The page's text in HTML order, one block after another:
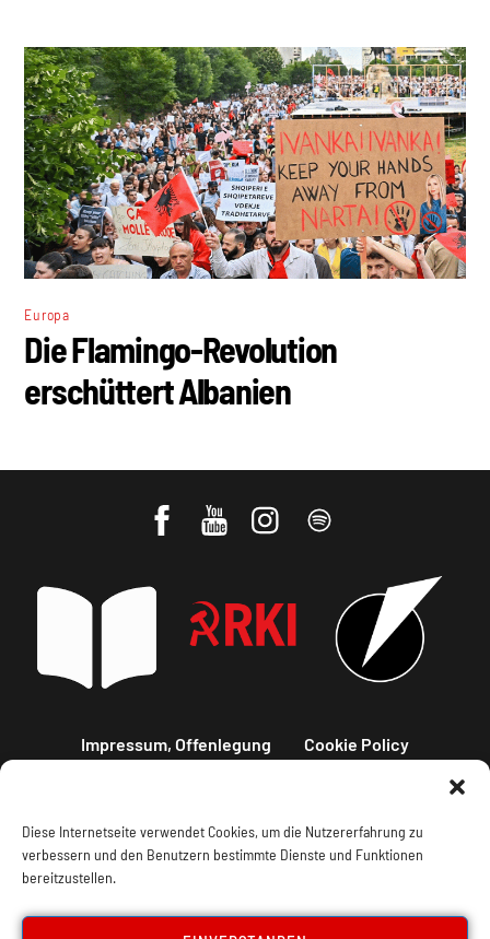
Diese Internetseite verwendet Cookies, um die Nutzererfahrung zu
verbessern und den Benutzern bestimmte Dienste und Funktionen
bereitzustellen.
Europa
Die Flamingo-Revolution
erschüttert Albanien
Impressum, Offenlegung Cookie Policy